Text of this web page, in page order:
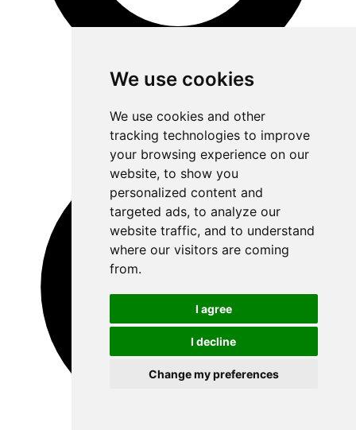
We use cookies
We use cookies and other
tracking technologies to improve
your browsing experience on our
website, to show you
personalized content and
targeted ads, to analyze our
website traffic, and to understand
where our visitors are coming
from.
I agree
I decline
Change my preferences